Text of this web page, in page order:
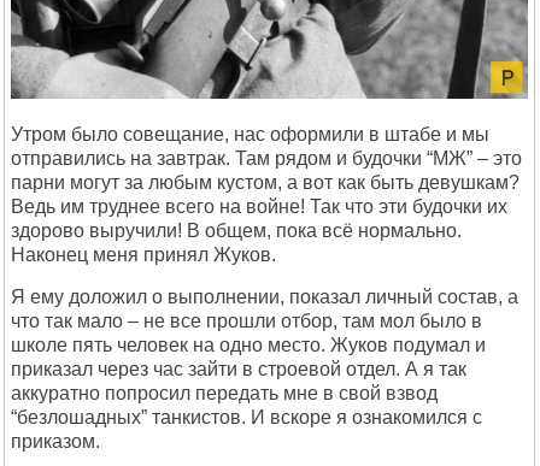
Утром было совещание, нас оформили в штабе и мы
отправились на завтрак. Там рядом и будочки “МЖ” – это
парни могут за любым кустом, а вот как быть девушкам?
Ведь им труднее всего на войне! Так что эти будочки их
здорово выручили! В общем, пока всё нормально.
Наконец меня принял Жуков.
Я ему доложил о выполнении, показал личный состав, а
что так мало – не все прошли отбор, там мол было в
школе пять человек на одно место. Жуков подумал и
приказал через час зайти в строевой отдел. А я так
аккуратно попросил передать мне в свой взвод
“безлошадных” танкистов. И вскоре я ознакомился с
приказом.